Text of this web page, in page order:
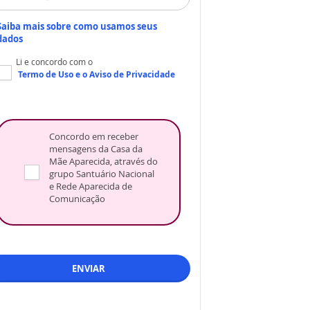
mais sobre como usamos seus
Li e concordo com o
Termo de Usoe oAviso de Privacidade
Concordo em receber
mensagens da Casa da
Mãe Aparecida, através do
grupo Santuário Nacional
e Rede Aparecida de
Comunicação
ENVIAR